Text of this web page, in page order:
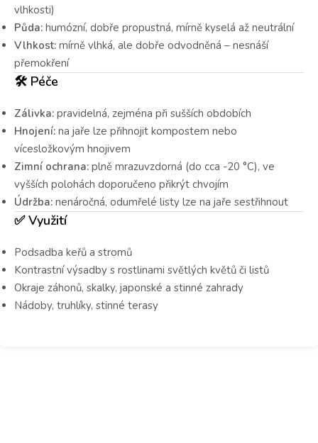
vlhkosti)
Půda: humózní, dobře propustná, mírně kyselá až neutrální
Vlhkost: mírně vlhká, ale dobře odvodněná – nesnáší
přemokření
🛠️ Péče
Zálivka: pravidelná, zejména při sušších obdobích
Hnojení: na jaře lze přihnojit kompostem nebo
vícesložkovým hnojivem
Zimní ochrana: plně mrazuvzdorná (do cca -20 °C), ve
vyšších polohách doporučeno přikrýt chvojím
Údržba: nenáročná, odumřelé listy lze na jaře sestřihnout
✅Využití
Podsadba keřů a stromů
Kontrastní výsadby s rostlinami světlých květů či listů
Okraje záhonů, skalky, japonské a stinné zahrady
Nádoby, truhlíky, stinné terasy